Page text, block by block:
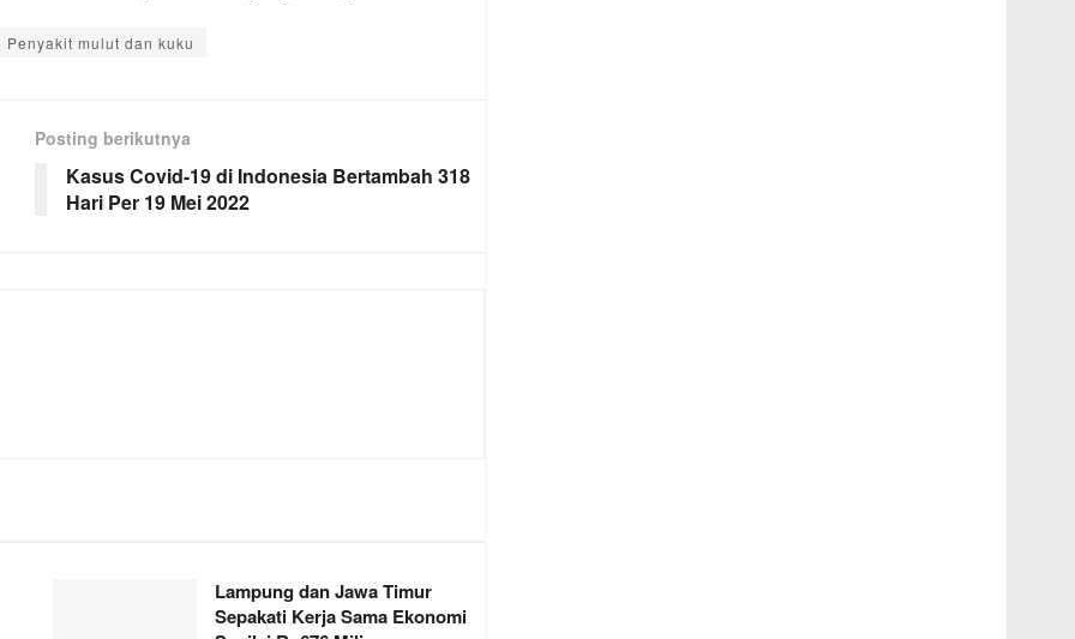
Penyakit mulut dan kuku
Posting berikutnya
Kasus Covid-19 di Indonesia Bertambah 318
Hari Per 19 Mei 2022
Lampung dan Jawa Timur
Sepakati Kerja Sama Ekonomi